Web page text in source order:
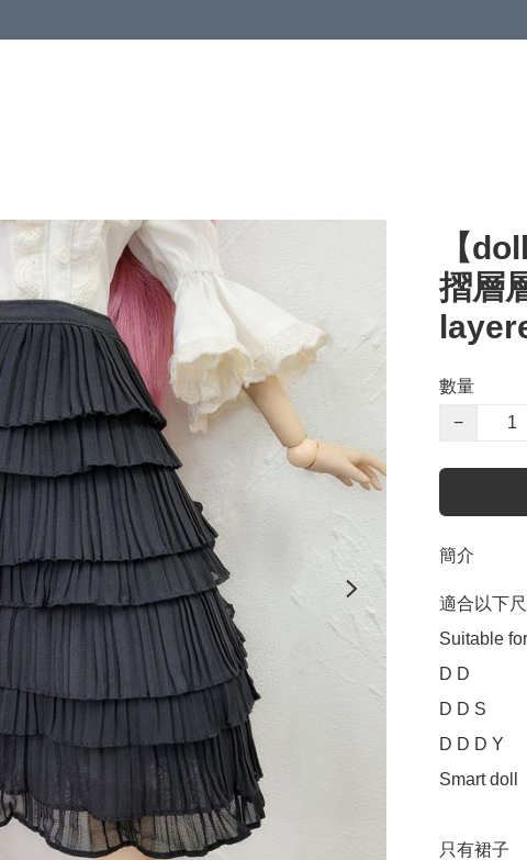
【
摺層
數量
−
簡介
適合以下
Suitable
D D
D D S
D D D Y
Smart doll
只有裙子